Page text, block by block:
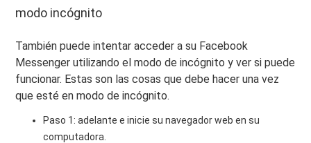
modo incógnito
También puede intentar acceder a su Facebook
Messenger utilizando el modo de incógnito y ver si puede
funcionar. Estas son las cosas que debe hacer una vez
que esté en modo de incógnito.
Paso 1: adelante e inicie su navegador web en su
computadora.